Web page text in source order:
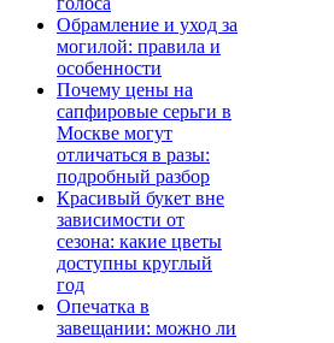
Обрамление и уход за
могилой: правила и
особенности
Почему цены на
сапфировые серьги в
Москве могут
отличаться в разы:
подробный разбор
Красивый букет вне
зависимости от
сезона: какие цветы
доступны круглый
год
Опечатка в
завещании: можно ли